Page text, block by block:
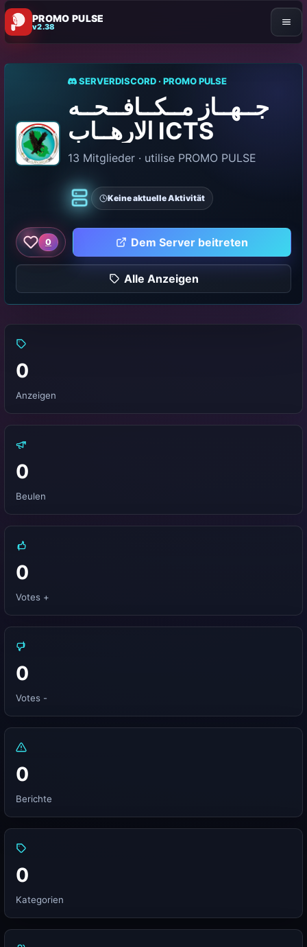
PROMO PULSE
v2.38
SERVERDISCORD · PROMO PULSE
جــهــاز مــكــافــحــه
الارهــاب ICTS
13 Mitglieder · utilise PROMO PULSE
KlassikerKeine aktuelle Aktivität
Wie dieser Server
0 Dem Server beitreten
Alle Anzeigen
0
Anzeigen
0
Beulen
0
Votes +
0
Votes -
0
Berichte
0
Kategorien